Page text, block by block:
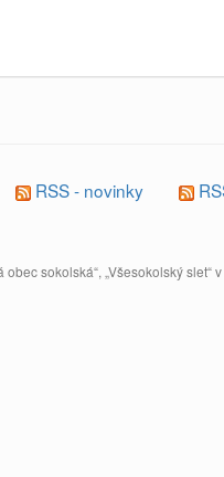
RSS - novinky
obec sokolská“, „Všesokolský